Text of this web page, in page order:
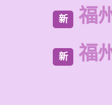
新 福
新 福